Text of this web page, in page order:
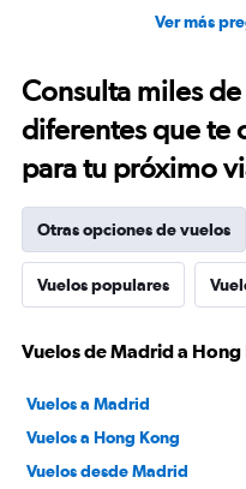
Ver más
Consulta miles
diferentes que te
para tu próximo
Otras opciones de vuelos
Vuelos populares
Vuelos de Madrid a Hong
Vuelos a Madrid
Vuelos a Hong Kong
Vuelos desde Madrid